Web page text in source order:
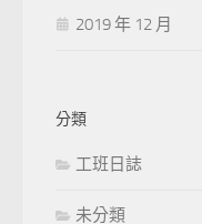
2019 年 12 月
分類
工班日誌
未分類